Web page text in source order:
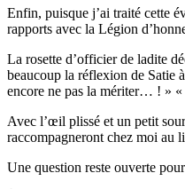
Enfin, puisque j’ai traité cette
rapports avec la Légion
La rosette d’officier de ladite
beaucoup la réflexion de Satie
encore ne pas la mériter… ! » «
Avec l’œil plissé et un petit
raccompagneront chez moi au
Une question reste ouverte